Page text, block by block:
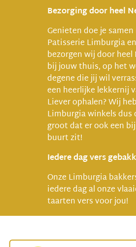
Bezorging door heel
Genieten doe je
Patisserie Limburgia
bezorgen wij door heel
bij jouw thuis, op het
degene die jij wil
een heerlijke lekkernij
Liever ophalen? Wij
Limburgia winkels dus
groot dat er ook een
buurt zit!
Iedere dag vers
Onze Limburgia
iedere dag al onze
taarten vers voor jou!